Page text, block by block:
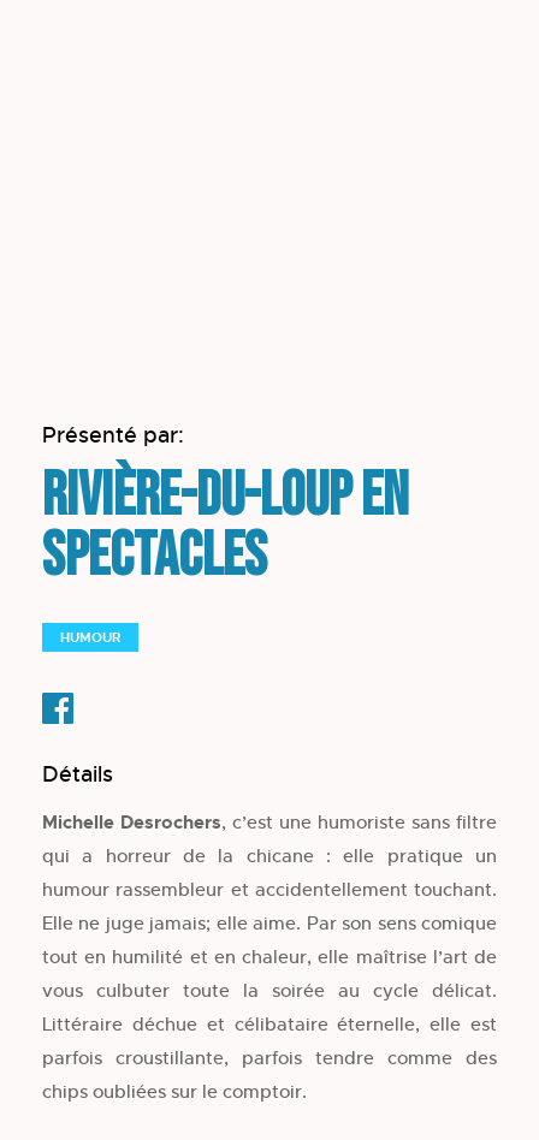
Présenté par:
Rivière-du-Loup en
spectacles
HUMOUR
Détails
Michelle Desrochers, c’est une humoriste sans filtre
qui a horreur de la chicane : elle pratique un
humour rassembleur et accidentellement touchant.
Elle ne juge jamais; elle aime. Par son sens comique
tout en humilité et en chaleur, elle maîtrise l’art de
vous culbuter toute la soirée au cycle délicat.
Littéraire déchue et célibataire éternelle, elle est
parfois croustillante, parfois tendre comme des
chips oubliées sur le comptoir.